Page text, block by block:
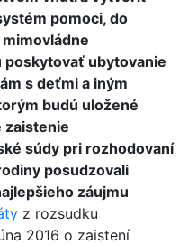
pomoci, do
poskytovať ubytovanie
s deťmi a iným
budú uložené
zaistenie
súdy pri rozhodovaní
posudzovali
záujmu
z rozsudku
2016 o zaistení